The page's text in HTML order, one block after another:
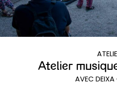
Atelier
AVEC